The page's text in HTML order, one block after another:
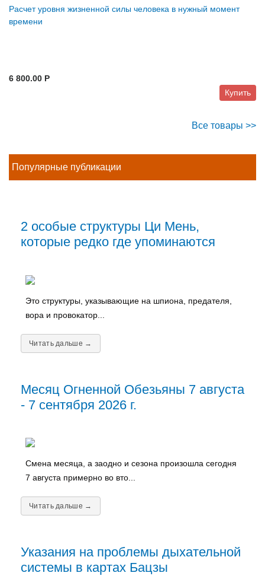
Расчет уровня жизненной силы человека в нужный момент
времени
6 800.00 P
Купить
Все товары >>
Популярные публикации
2 особые структуры Ци Мень,
которые редко где упоминаются
Это структуры, указывающие на шпиона, предателя,
вора и провокатор...
Читать дальше →
Месяц Огненной Обезьяны 7 августа
- 7 сентября 2026 г.
Смена месяца, а заодно и сезона произошла сегодня
7 августа примерно во вто...
Читать дальше →
Указания на проблемы дыхательной
системы в картах Бацзы